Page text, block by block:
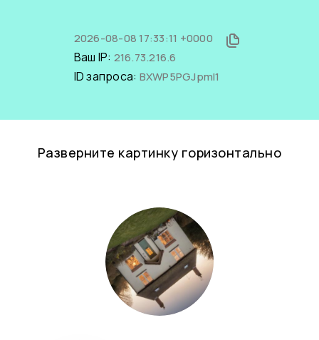
2026-08-08 17:33:11 +0000
Ваш IP: 216.73.216.6
ID запроса: BXWP5PGJpmI1
Разверните картинку горизонтально